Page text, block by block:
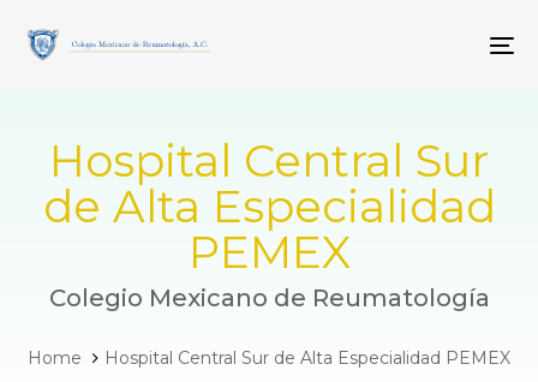
links
primary
contentHospital Central Sur
de Alta Especialidad
PEMEX
Colegio Mexicano de Reumatología
Home Hospital Central Sur de Alta Especialidad PEMEX